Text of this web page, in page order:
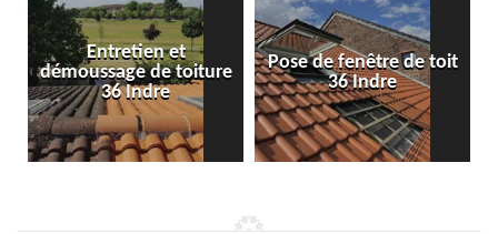
Entretien et
démoussage de toiture
36 Indre
Pose de fenêtre de toit
36 Indre